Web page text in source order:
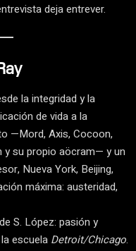
deja entrever.
la integridad y la
de vida a la
—Mord, Axis, Cocoon,
y su propio aöcram— y un
Nueva York, Beijing,
máxima: austeridad,
S. López: pasión y
escuela Detroit/Chicago.